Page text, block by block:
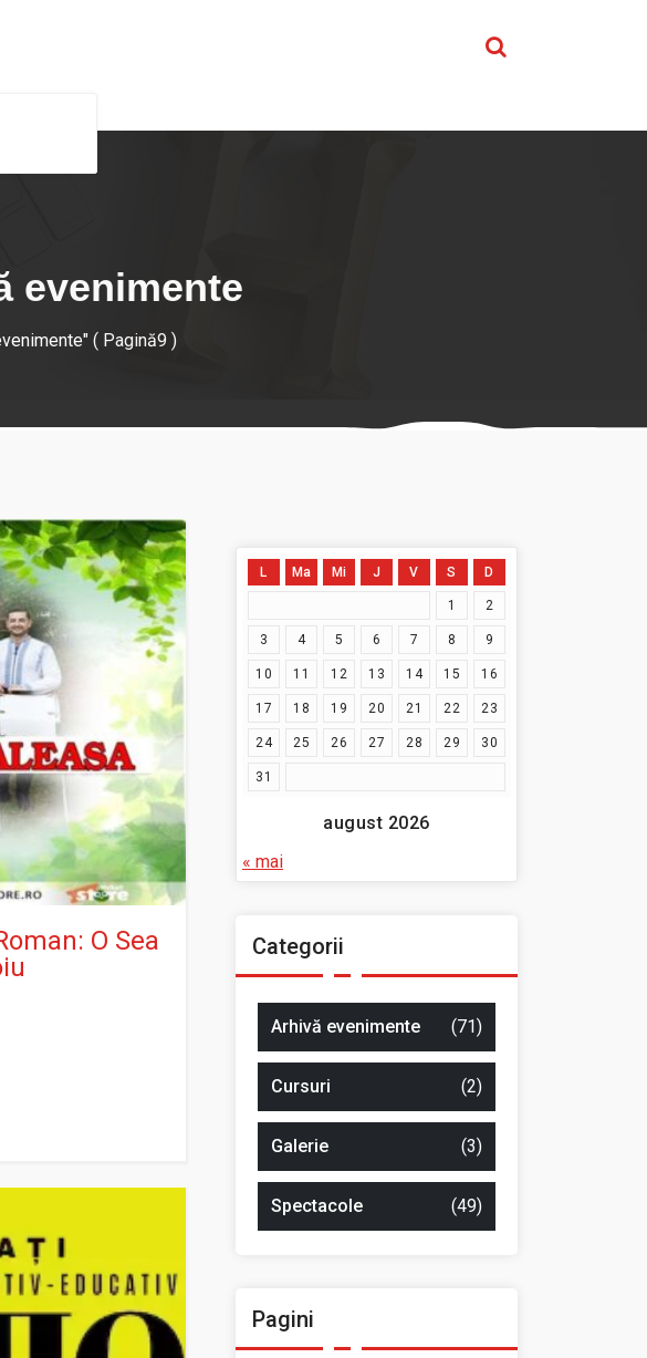
evenimente
( Pagină9 )
O Sea
august 2026
L Ma Mi J V S D
1 2
3 4 5 6 7 8 9
10 11 12 13 14 15 16
17 18 19 20 21 22 23
24 25 26 27 28 29 30
31
« mai
Categorii
Arhivă evenimente (71)
Cursuri (2)
Galerie (3)
Spectacole (49)
Pagini